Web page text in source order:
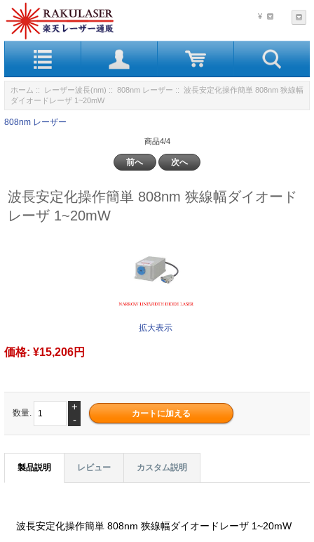
¥
ホーム :: レーザー波長(nm) :: 808nm レーザー :: 波長安定化操作簡単 808nm 狭線幅
ダイオードレーザ 1~20mW
808nm レーザー
商品4/4
前へ 次へ
波長安定化操作簡単 808nm 狭線幅ダイオード
レーザ 1~20mW
拡大表示
価格: ¥15,206円
数量.
+
-
製品説明 レビュー カスタム説明
波長安定化操作簡単 808nm 狭線幅ダイオードレーザ 1~20mW